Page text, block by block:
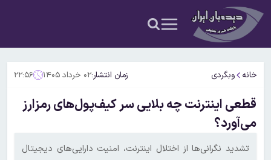
خانه وبگردی زمان انتشار:۰۲ خرداد ۱۴۰۵ ۲۲:۵۶
قطعی اینترنت چه بلایی سر کیف‌پول‌های رمزارز
می‌آورد؟
تشدید نگرانی‌ها از اختلال اینترنت، امنیت دارایی‌های دیجیتال